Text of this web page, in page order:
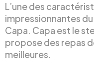
L’une des
impressionnantes
Capa. Capa est le
propose des repas
meilleures.